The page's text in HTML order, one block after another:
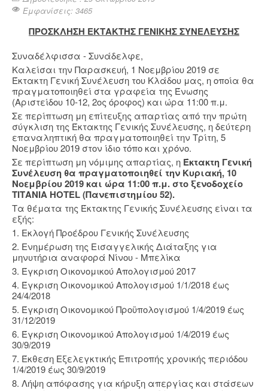
Εμφανίσεις: 3465
ΠΡΟΣΚΛΗΣΗ ΕΚΤΑΚΤΗΣ ΓΕΝΙΚΗΣ ΣΥΝΕΛΕΥΣΗΣ
Συναδέλφισσα - Συνάδελφε,
Καλείσαι την Παρασκευή, 1 Νοεμβρίου 2019 σε
Έκτακτη Γενική Συνέλευση του Κλάδου μας, η οποία θα
πραγματοποιηθεί στα γραφεία της Ένωσης
(Αριστείδου 10-12, 2ος όροφος) και ώρα 11:00 π.μ.
Σε περίπτωση μη επίτευξης απαρτίας από την πρώτη
σύγκλιση της Έκτακτης Γενικής Συνέλευσης, η δεύτερη
επαναληπτική θα πραγματοποιηθεί την Τρίτη, 5
Νοεμβρίου 2019 στον ίδιο τόπο και χρόνο.
Σε περίπτωση μη νόμιμης απαρτίας, η Έκτακτη Γενική
Συνέλευση θα πραγματοποιηθεί την Κυριακή, 10
Νοεμβρίου 2019 και ώρα 11:00 π.μ. στο ξενοδοχείο
ΤΙΤΑΝΙΑ HOTEL (Πανεπιστημίου 52).
Τα θέματα της Έκτακτης Γενικής Συνέλευσης είναι τα
εξής:
1. Εκλογή Προέδρου Γενικής Συνέλευσης
2. Ενημέρωση της Εισαγγελικής Διάταξης για
μηνυτήρια αναφορά Νίνου - Μπελίκα
3. Έγκριση Οικονομικού Απολογισμού 2017
4. Έγκριση Οικονομικού Απολογισμού 1/1/2018 έως
24/4/2018
5. Έγκριση Οικονομικού Προϋπολογισμού 1/4/2019 έως
31/12/2019
6. Έγκριση Οικονομικού Απολογισμού 1/4/2019 έως
30/9/2019
7. Έκθεση Εξελεγκτικής Επιτροπής χρονικής περιόδου
1/4/2019 έως 30/9/2019
8. Λήψη απόφασης για κήρυξη απεργίας και στάσεων